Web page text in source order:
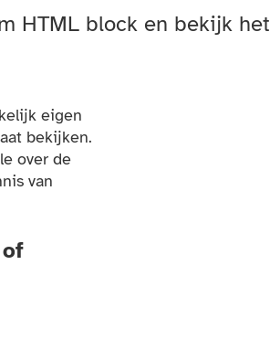
HTML block en bekijk het
eigen
bekijken.
over de
van